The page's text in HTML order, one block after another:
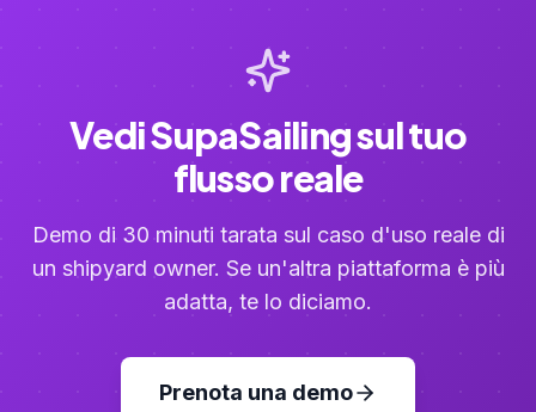
Vedi SupaSailing sul tuo
flusso reale
Demo di 30 minuti tarata sul caso d'uso reale di
un shipyard owner. Se un'altra piattaforma è più
adatta, te lo diciamo.
Prenota una demo